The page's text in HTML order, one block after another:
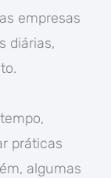
empresas
diárias,
práticas
algumas